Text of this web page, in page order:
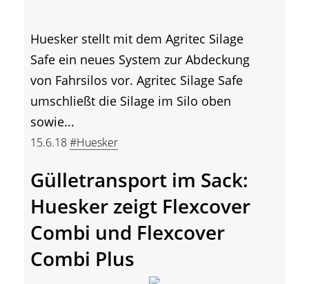
Huesker stellt mit dem Agritec Silage
Safe ein neues System zur Abdeckung
von Fahrsilos vor. Agritec Silage Safe
umschließt die Silage im Silo oben
sowie...
15.6.18#Huesker
Gülletransport im Sack:
Huesker zeigt Flexcover
Combi und Flexcover
Combi Plus